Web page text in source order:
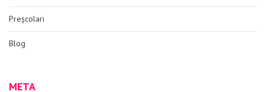
Preșcolari
Blog
META